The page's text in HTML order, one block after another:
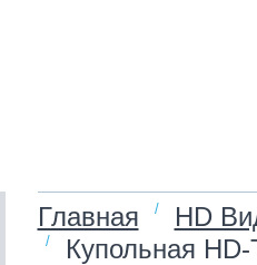
Главная / HD
/ Купольная